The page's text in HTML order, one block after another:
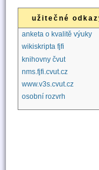
užitečné
anketa o kvalitě výuky
wikiskripta fjfi
knihovny čvut
nms.fjfi.cvut.cz
www.v3s.cvut.cz
osobní rozvrh